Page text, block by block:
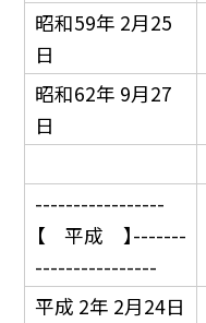
昭和59年 2月25
日
昭和62年 9月27
日
-----------------
【 平成 】-------
----------------
平成 2年 2月24日